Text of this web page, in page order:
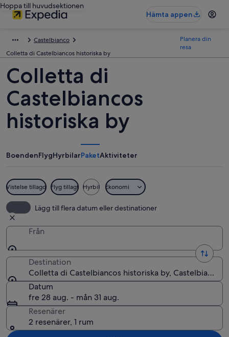
Hoppa till huvudsektionen
Hämta appen
Castelbianco
Colletta di Castelbiancos historiska by
Planera din
resa
Colletta di
Castelbiancos
historiska by
BoendenFlygHyrbilarPaketAktiviteter
Vistelse tillagd Flyg tillagt Hyrbil Ekonomi
Lägg till flera datum eller destinationer
Från
Destination
Colletta di Castelbiancos historiska by, Castelbianco,
Datum
fre 28 aug. - mån 31 aug.
Resenärer
2 resenärer, 1 rum